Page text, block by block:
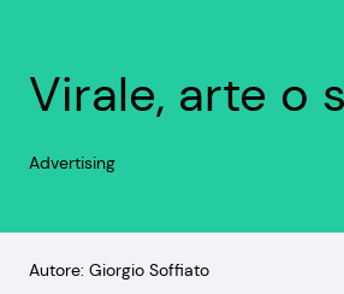
Virale, arte o
Advertising
Autore: Giorgio Soffiato